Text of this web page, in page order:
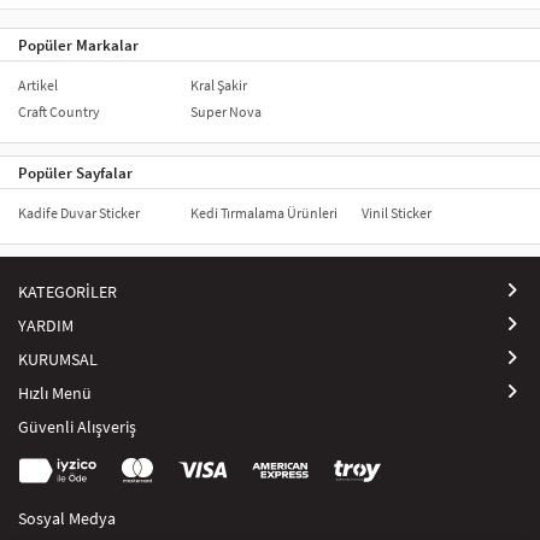
Popüler Markalar
Artikel
Craft Country
Kral Şakir
Super Nova
Popüler Sayfalar
Kadife Duvar Sticker Kedi Tırmalama Ürünleri Vinil Sticker
KATEGORİLER
YARDIM
KURUMSAL
Hızlı Menü
Güvenli Alışveriş
Sosyal Medya